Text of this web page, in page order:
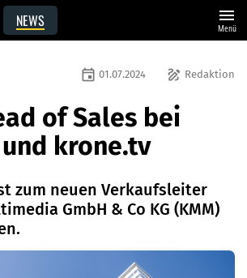
NEWS menu
Menü
draw Redaktion
event 01.07.2024
of Sales bei
krone.tv
zum neuen Verkaufsleiter
GmbH & Co KG (KMM)